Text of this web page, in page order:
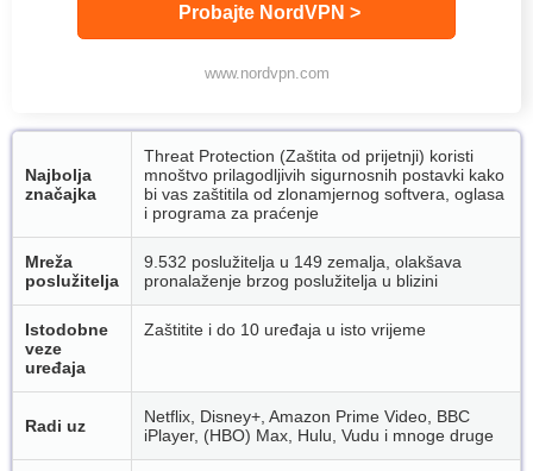
Probajte NordVPN >
www.nordvpn.com
Najbolja
značajka
Threat Protection (Zaštita od prijetnji) koristi
mnoštvo prilagodljivih sigurnosnih postavki kako
bi vas zaštitila od zlonamjernog softvera, oglasa
i programa za praćenje
Mreža
poslužitelja
9.532 poslužitelja u 149 zemalja, olakšava
pronalaženje brzog poslužitelja u blizini
Istodobne
veze
uređaja
Zaštitite i do 10 uređaja u isto vrijeme
Radi uz
Netflix, Disney+, Amazon Prime Video, BBC
iPlayer, (HBO) Max, Hulu, Vudu i mnoge druge